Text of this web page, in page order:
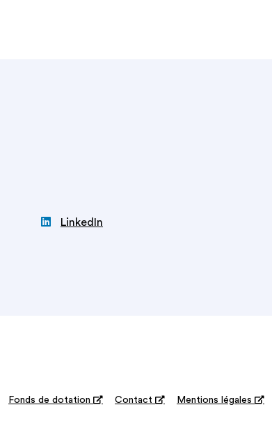
 LinkedIn
Fonds de dotation  Contact  Mentions légales 